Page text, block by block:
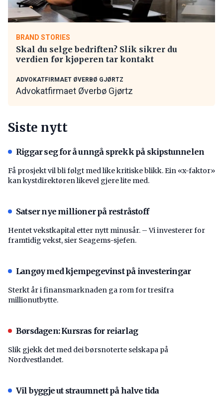
BRAND STORIES
Skal du selge bedriften? Slik sikrer du
verdien før kjøperen tar kontakt
ADVOKATFIRMAET ØVERBØ GJØRTZ
Advokatfirmaet Øverbø Gjørtz
Siste nytt
Riggar seg for å unngå sprekk på skipstunnelen
Få prosjekt vil bli følgt med like kritiske blikk. Ein «x-faktor»
kan kystdirektøren likevel gjere lite med.
Satser nye millioner på restråstoff
Hentet vekstkapital etter nytt minusår. – Vi investerer for
framtidig vekst, sier Seagems-sjefen.
Langøy med kjempegevinst på investeringar
Sterkt år i finansmarknaden ga rom for tresifra
millionutbytte.
Børsdagen: Kursras for reiarlag
Slik gjekk det med dei børsnoterte selskapa på
Nordvestlandet.
Vil byggje ut straumnett på halve tida